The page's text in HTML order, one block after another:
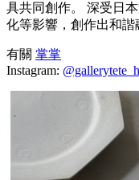
具共同創作。 深受日
化等影響，創作出和諧
有關 掌掌
Instagram: